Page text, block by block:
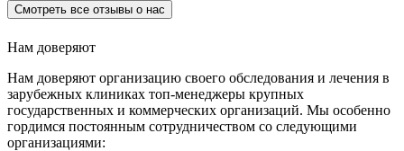
Смотреть все отзывы о нас
Нам доверяют
Нам доверяют организацию своего обследования и лечения в
зарубежных клиниках топ-менеджеры крупных
государственных и коммерческих организаций. Мы особенно
гордимся постоянным сотрудничеством со следующими
организациями: